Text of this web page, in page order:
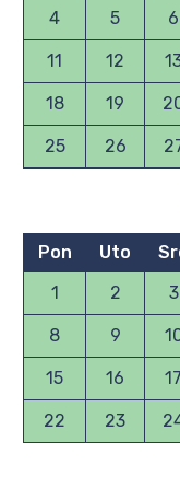
4 5 6
11 12
18 19
25 26
Pon Uto
1
2 3
8 9
15 16 17
22 23